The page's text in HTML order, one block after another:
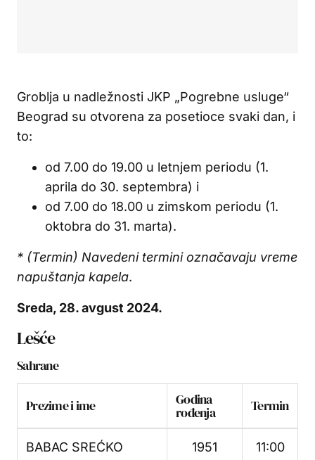
Groblja u nadležnosti JKP „Pogrebne usluge“
Beograd su otvorena za posetioce svaki dan, i
to:
od 7.00 do 19.00 u letnjem periodu (1.
aprila do 30. septembra) i
od 7.00 do 18.00 u zimskom periodu (1.
oktobra do 31. marta).
* (Termin) Navedeni termini označavaju vreme
napuštanja kapela.
Sreda, 28. avgust 2024.
Lešće
Sahrane
Prezime i ime Godina
rođenja Termin
BABAC SREĆKO 1951 11:00